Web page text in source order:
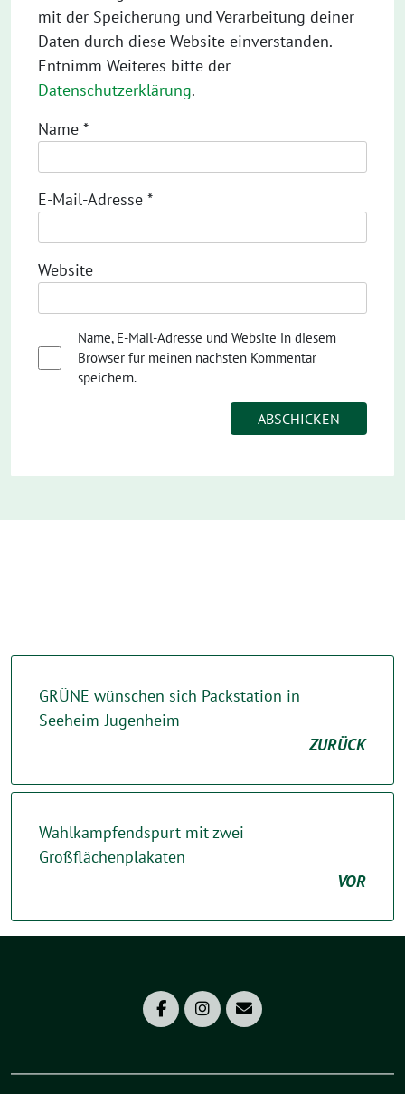
mit der Speicherung und Verarbeitung deiner
Daten durch diese Website einverstanden.
Entnimm Weiteres bitte der
Datenschutzerklärung.
Name *
E-Mail-Adresse *
Website
Name, E-Mail-Adresse und Website in diesem
Browser für meinen nächsten Kommentar
speichern.
GRÜNE wünschen sich Packstation in
Seeheim-Jugenheim
ZURÜCK
Wahlkampfendspurt mit zwei
Großflächenplakaten
VOR